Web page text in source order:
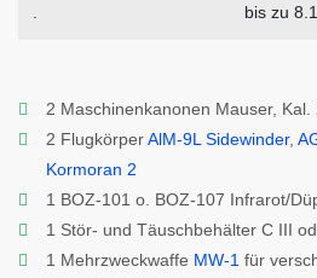
bis zu
2 Maschinenkanonen Mauser,
2 FlugkörperAlM-9L Sidewinder,
Kormoran 2
1 BOZ-101 o. BOZ-107 Infrarot/
1 Stör- und Täuschbehälter C III
1 Mehrzweckwaffe MW-1 für